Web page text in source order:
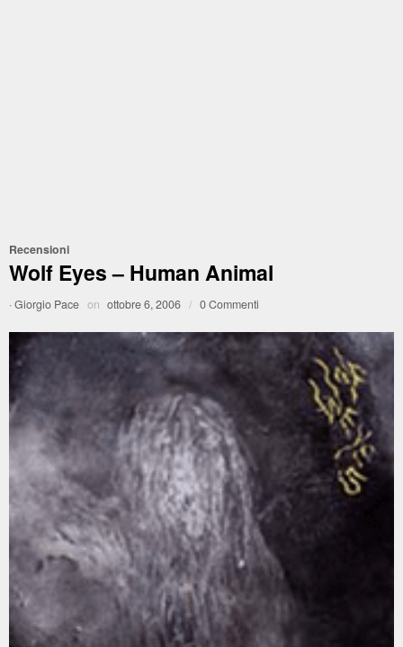
Recensioni
Wolf Eyes – Human Animal
·Giorgio Pace on ottobre 6, 2006 / 0 Commenti